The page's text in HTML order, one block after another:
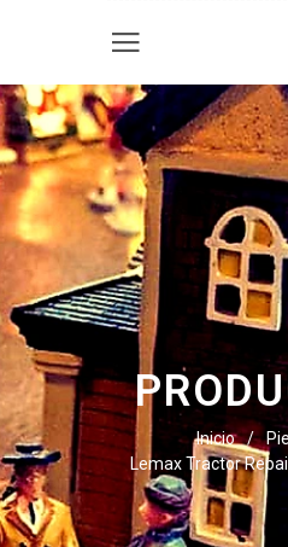
Inicio /
Lemax Tractor